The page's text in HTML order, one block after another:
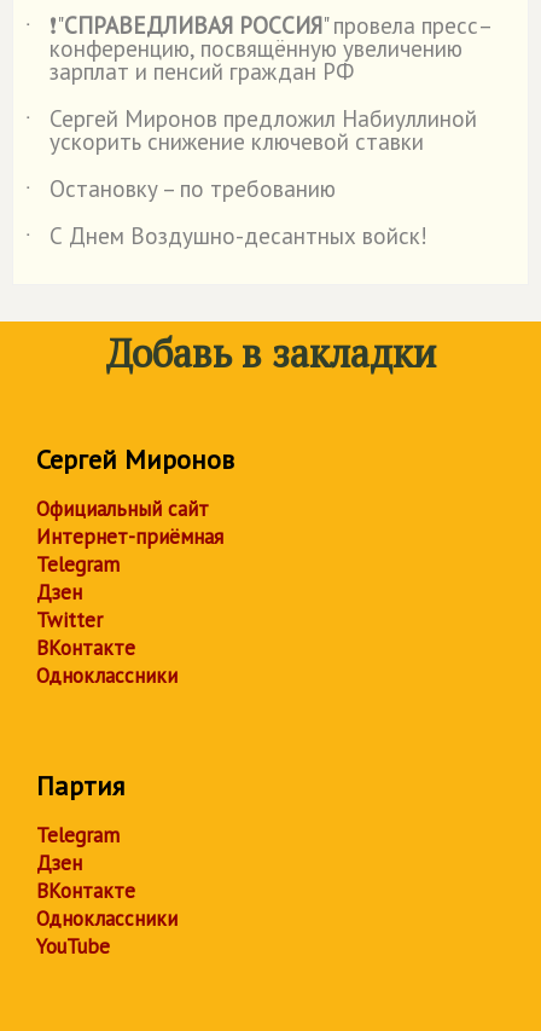
˙
❗"СПРАВЕДЛИВАЯ РОССИЯ" провела пресс–
конференцию, посвящённую увеличению
зарплат и пенсий граждан РФ
˙
Сергей Миронов предложил Набиуллиной
ускорить снижение ключевой ставки
˙
Остановку – по требованию
˙
С Днем Воздушно-десантных войск!
Добавь в закладки
Сергей Миронов
Официальный сайт
Интернет-приёмная
Telegram
Дзен
Twitter
ВКонтакте
Одноклассники
Партия
Telegram
Дзен
ВКонтакте
Одноклассники
YouTube